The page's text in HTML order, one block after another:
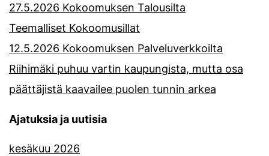
27.5.2026 Kokoomuksen Talousilta
Teemalliset Kokoomusillat
12.5.2026 Kokoomuksen Palveluverkkoilta
Riihimäki puhuu vartin kaupungista, mutta osa
päättäjistä kaavailee puolen tunnin arkea
Ajatuksia ja uutisia
kesäkuu 2026